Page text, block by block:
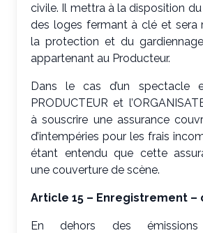
civile. Il mettra à la disposition du
des loges fermant à clé et sera
la protection et du
appartenant au Producteur.
Dans le cas d’un spectacle
PRODUCTEUR et
à souscrire une assurance
d’intempéries pour les frais
étant entendu que cette
une couverture de scène.
Article 15 – Enregistrement –
En dehors des émissions